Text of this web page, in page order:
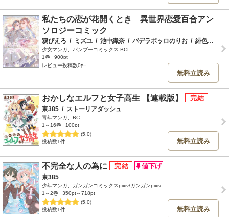
私たちの恋が花開くとき 異世界恋愛百合アン
ソロジーコミック
鴉ぴえろ / ミズユ / 池中織奈 / パデラポッロのりお / 緋色の雨
少女マンガ、バンブーコミックス BCf
1巻
900pt
レビュー投稿数0件
無料立読み
おかしなエルフと女子高生 【連載版】
東385 / ストーリアダッシュ
青年マンガ、BC
1～16巻
100pt
(5.0)
投稿数1件
無料立読み
不完全な人の為に
東385
少年マンガ、ガンガンコミックスpixiv/ガンガンpixiv
1～2巻
350pt～718pt
(5.0)
投稿数1件
無料立読み